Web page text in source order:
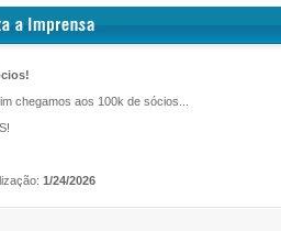
chegamos aos 100k de sócios...
1/24/2026